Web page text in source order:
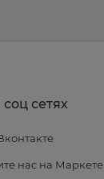
сетях
нас на Маркете